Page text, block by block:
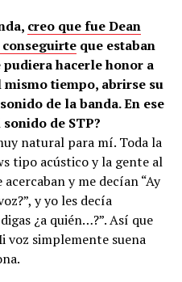
creo que fue Dean
que estaban
hacerle honor a
mismo tiempo, abrirse su
de la banda. En ese
de STP?
natural para mí. Toda la
tipo acústico y la gente al
y me decían “Ay
y yo les decía
¿a quién…?”. Así que
voz simplemente suena